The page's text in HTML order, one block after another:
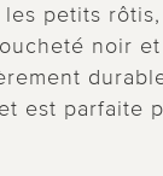
petits
noir
est parfaite